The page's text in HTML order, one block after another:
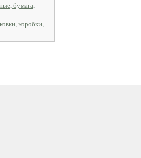
бумага,
коробки,